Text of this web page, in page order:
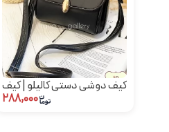
کیف دوشی دستی کالیلو | کیف